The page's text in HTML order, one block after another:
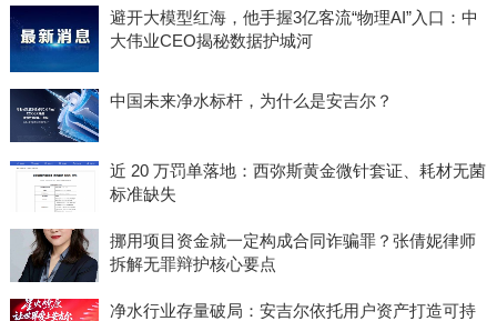
避开大模型红海，他手握3亿客流“物理AI”入口：中
大伟业CEO揭秘数据护城河
中国未来净水标杆，为什么是安吉尔？
近 20 万罚单落地：西弥斯黄金微针套证、耗材无菌
标准缺失
挪用项目资金就一定构成合同诈骗罪？张倩妮律师
拆解无罪辩护核心要点
净水行业存量破局：安吉尔依托用户资产打造可持